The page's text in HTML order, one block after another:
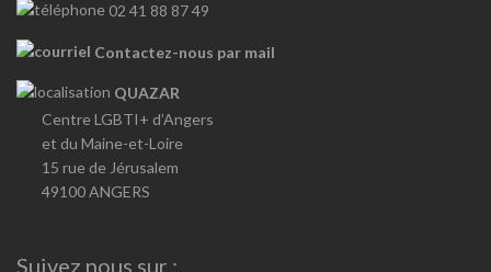
02 41 88 87 49
Contactez-nous par mail
QUAZAR
Centre LGBTI+ d’Angers
et du Maine-et-Loire
15 rue de Jérusalem
49100 ANGERS
Suivez nous sur :